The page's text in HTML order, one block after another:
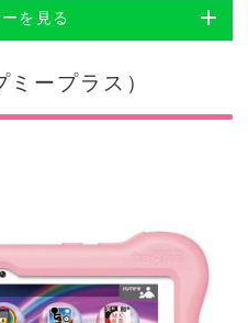
を見る
ープラス）